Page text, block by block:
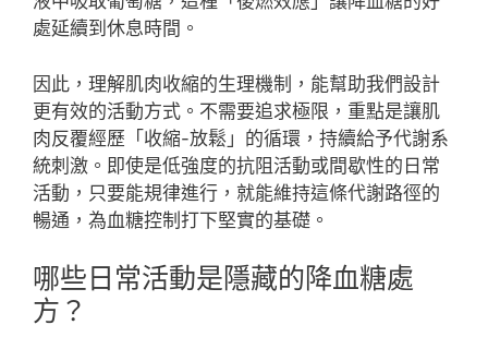
處延續到休息時間。
因此，理解肌肉收縮的生理機制，能幫助我們設計
更有效的活動方式。不需要追求極限，重點是讓肌
肉反覆經歷「收縮-放鬆」的循環，持續給予代謝系
統刺激。即使是低強度的抗阻活動或間歇性的日常
活動，只要能規律進行，就能維持這條代謝路徑的
暢通，為血糖控制打下堅實的基礎。
哪些日常活動是隱藏的降血糖處
方？